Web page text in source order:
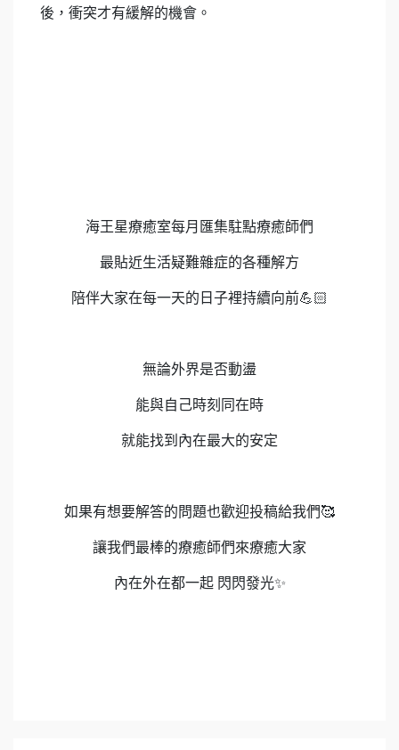
後，衝突才有緩解的機會。
海王星療癒室每月匯集駐點療癒師們
最貼近生活疑難雜症的各種解方
陪伴大家在每一天的日子裡持續向前💪🏻
無論外界是否動盪
能與自己時刻同在時
就能找到內在最大的安定
如果有想要解答的問題也歡迎投稿給我們🥰
讓我們最棒的療癒師們來療癒大家
內在外在都一起 閃閃發光✨